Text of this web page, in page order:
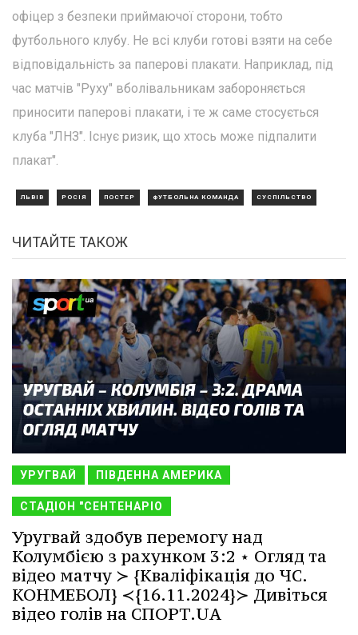
офіцер з безпеки приймаючої сторони, тобто
футбольного клубу. Не всі клуби готові взяти на себе
відповідальність за паперові плакати. Наприклад, під
час матчів "Руху" вболівальникам забороняється
приносити паперові плакати, і те ж саме стосується
клуба "ЛНЗ". Існує ризик, що хтось може підпалити
плакат".
ЛЬВІВ РОСІЯ ПОСТЕР ФУТБОЛЬНА КОМАНДА СУСПІЛЬСТВО
ЧИТАЙТЕ ТАКОЖ
УРУГВАЙ ПІВДЕННА АМЕРИКА
СТАДІОН "СЕНТЕНАРІО
Уругвай здобув перемогу над
Колумбією з рахунком 3:2 ⋆ Огляд та
відео матчу ≻ {Кваліфікація до ЧС.
КОНМЕБОЛ} ≺{16.11.2024}≻ Дивіться
відео голів на СПОРТ.UA